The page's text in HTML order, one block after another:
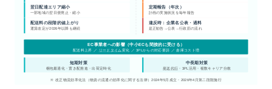
翌日配達エリア縮小
一部地域の翌日便廃止・縮小
配送料の段階的値上がり
運賃改定が2026年以降も継続
定期報告（年次）
計画の実施状況を毎年報告
違反時：企業名公表・過料
是正勧告→公表→行政罰の流れ
EC事業者への影響（中小ECも間接的に受ける）
配送料上昇 ／ リードタイム変化 ／ 3PLからの対応要請 ／ 倉庫コスト増
短期対策
梱包最適化・置き配推進・出荷定時化
中長期対策
発送代行 ・3PL活用・複数キャリア分散
※ 改正物流効率化法（物資の流通の効率化に関する法律）2024年5月成立・2026年4月第二段階施行